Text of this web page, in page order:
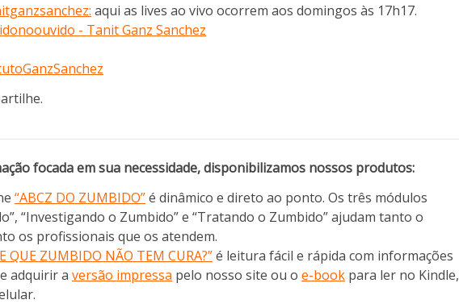
aqui as lives ao vivo ocorrem aos domingos às 17h17.
- Tanit Ganz Sanchez
focada em sua necessidade, disponibilizamos nossos produtos:
“ABCZ DO ZUMBIDO”é dinâmico e direto ao ponto. Os três módulos
“Investigando o Zumbido” e “Tratando o Zumbido” ajudam tanto o
os profissionais que os atendem.
QUE ZUMBIDO NÃO TEM CURA?”é leitura fácil e rápida com informações
adquirir a versão impressa pelo nosso site ou o e-book para ler no Kindle,